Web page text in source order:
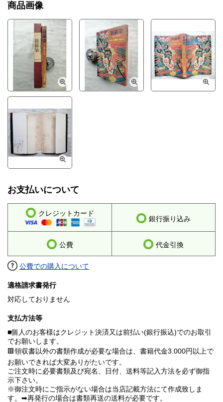
商品画像
お支払いについて
クレジットカード
銀行振り込み
公費 代金引換
公費での購入について
適格請求書発行
対応しておりません
支払方法等
■個人のお客様はクレジット決済又は前払い(銀行振込)でのお取引
でお願いします。
🟥領収書以外の書類作成が必要な場合は、書籍代金3.000円以上で
お願いできれば大変ありがたいです。
ご注文時に必要書類及び宛名、日付、送料等記入方法を必ず御指
示下さい。
※御注文時にご指示がない場合は当店記載方法にて作成致しま
す。➡再発行の場合は書類再送の送料が必要です。